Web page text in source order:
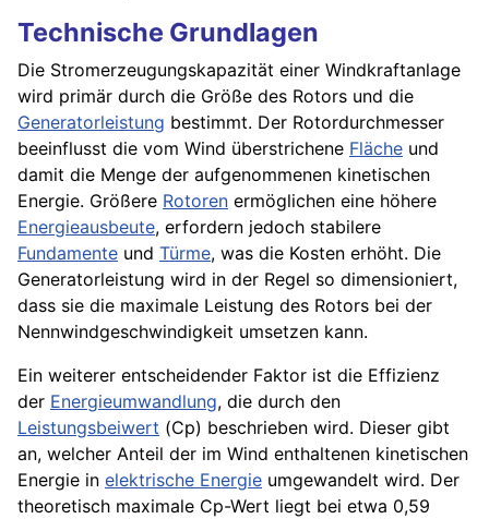
Technische Grundlagen
Die Stromerzeugungskapazität einer Windkraftanlage
wird primär durch die Größe des Rotors und die
Generatorleistung bestimmt. Der Rotordurchmesser
beeinflusst die vom Wind überstrichene Fläche und
damit die Menge der aufgenommenen kinetischen
Energie. Größere Rotoren ermöglichen eine höhere
Energieausbeute, erfordern jedoch stabilere
Fundamente und Türme, was die Kosten erhöht. Die
Generatorleistung wird in der Regel so dimensioniert,
dass sie die maximale Leistung des Rotors bei der
Nennwindgeschwindigkeit umsetzen kann.
Ein weiterer entscheidender Faktor ist die Effizienz
der Energieumwandlung, die durch den
Leistungsbeiwert (Cp) beschrieben wird. Dieser gibt
an, welcher Anteil der im Wind enthaltenen kinetischen
Energie in elektrische Energie umgewandelt wird. Der
theoretisch maximale Cp-Wert liegt bei etwa 0,59